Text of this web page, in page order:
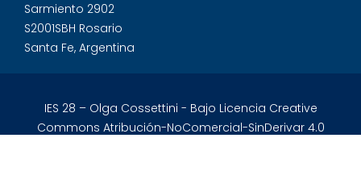
Sarmiento 2902
S2001SBH Rosario
Santa Fe, Argentina
IES 28 – Olga Cossettini - Bajo Licencia Creative
Commons Atribución-NoComercial-SinDerivar 4.0